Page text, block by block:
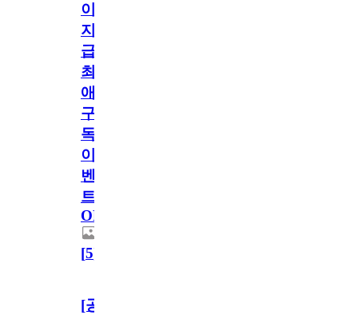
이
지
급!
최
애
구
독
이
벤
트
OPEN!
[5]
[공